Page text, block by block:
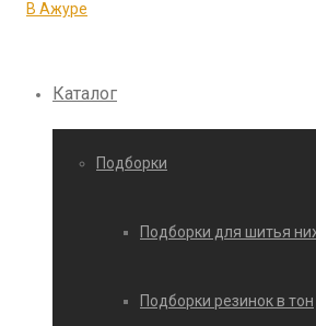
Каталог
Подборки
Подборки для шитья
Подборки резинок в тон